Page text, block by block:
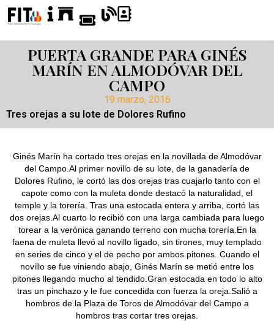
PUERTA GRANDE PARA GINÉS
MARÍN EN ALMODÓVAR DEL
CAMPO
19 marzo, 2016
Tres orejas a su lote de Dolores Rufino
Ginés Marín ha cortado tres orejas en la novillada de Almodóvar
del Campo.Al primer novillo de su lote, de la ganadería de
Dolores Rufino, le cortó las dos orejas tras cuajarlo tanto con el
capote como con la muleta donde destacó la naturalidad, el
temple y la torería. Tras una estocada entera y arriba, cortó las
dos orejas.Al cuarto lo recibió con una larga cambiada para luego
torear a la verónica ganando terreno con mucha torería.En la
faena de muleta llevó al novillo ligado, sin tirones, muy templado
en series de cinco y el de pecho por ambos pitones. Cuando el
novillo se fue viniendo abajo, Ginés Marín se metió entre los
pitones llegando mucho al tendido.Gran estocada en todo lo alto
tras un pinchazo y le fue concedida con fuerza la oreja.Salió a
hombros de la Plaza de Toros de Almodóvar del Campo a
hombros tras cortar tres orejas.